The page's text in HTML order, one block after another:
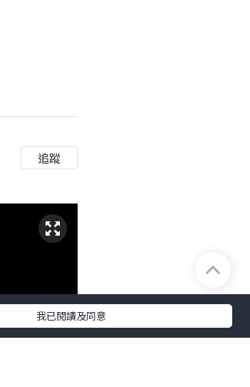
追蹤
我已閱讀及同意